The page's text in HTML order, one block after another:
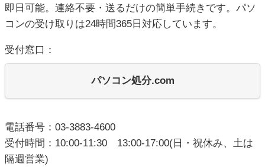
即日可能。連絡不要・送るだけの簡単手続きです。パソ
コンの受け取りは24時間365日対応しています。
受付窓口：
パソコン処分.com
電話番号：03-3883-4600
受付時間：10:00-11:30 13:00-17:00(日・祝休み、土は
隔週営業)